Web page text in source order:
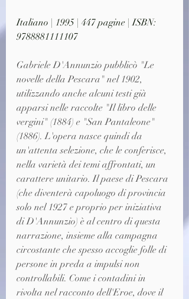
Italiano | 1995 | 447 pagine | ISBN:
9788881111107
Gabriele D'Annunzio pubblicò "Le
novelle della Pescara" nel 1902,
utilizzando anche alcuni testi già
apparsi nelle raccolte "Il libro delle
vergini" (1884) e "San Pantaleone"
(1886). L'opera nasce quindi da
un'attenta selezione, che le conferisce,
nella varietà dei temi affrontati, un
carattere unitario. Il paese di Pescara
(che diventerà capoluogo di provincia
solo nel 1927 e proprio per iniziativa
di D'Annunzio) è al centro di questa
narrazione, insieme alla campagna
circostante che spesso accoglie folle di
persone in preda a impulsi non
controllabili. Come i contadini in
rivolta nel racconto dell'Eroe, dove il